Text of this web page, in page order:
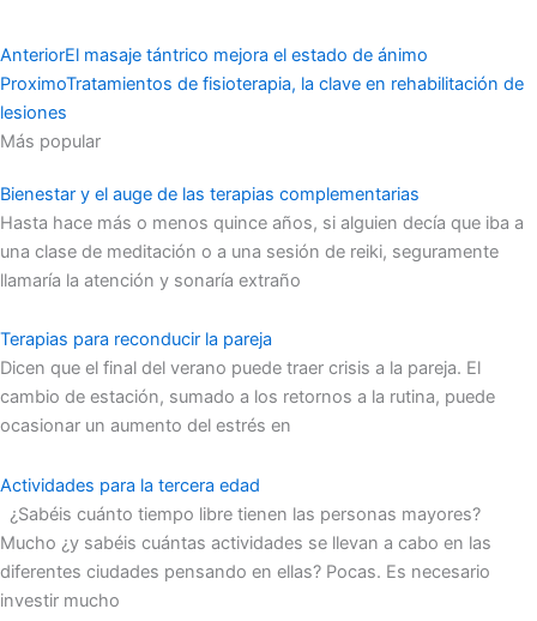
Ant
AnteriorEl masaje tántrico mejora el estado de ánimo
ProximoTratamientos de fisioterapia, la clave en rehabilitación de
lesiones
Siguiente
Más popular
Bienestar y el auge de las terapias complementarias
Hasta hace más o menos quince años, si alguien decía que iba a
una clase de meditación o a una sesión de reiki, seguramente
llamaría la atención y sonaría extraño
Terapias para reconducir la pareja
Dicen que el final del verano puede traer crisis a la pareja. El
cambio de estación, sumado a los retornos a la rutina, puede
ocasionar un aumento del estrés en
Actividades para la tercera edad
¿Sabéis cuánto tiempo libre tienen las personas mayores?
Mucho ¿y sabéis cuántas actividades se llevan a cabo en las
diferentes ciudades pensando en ellas? Pocas. Es necesario
investir mucho